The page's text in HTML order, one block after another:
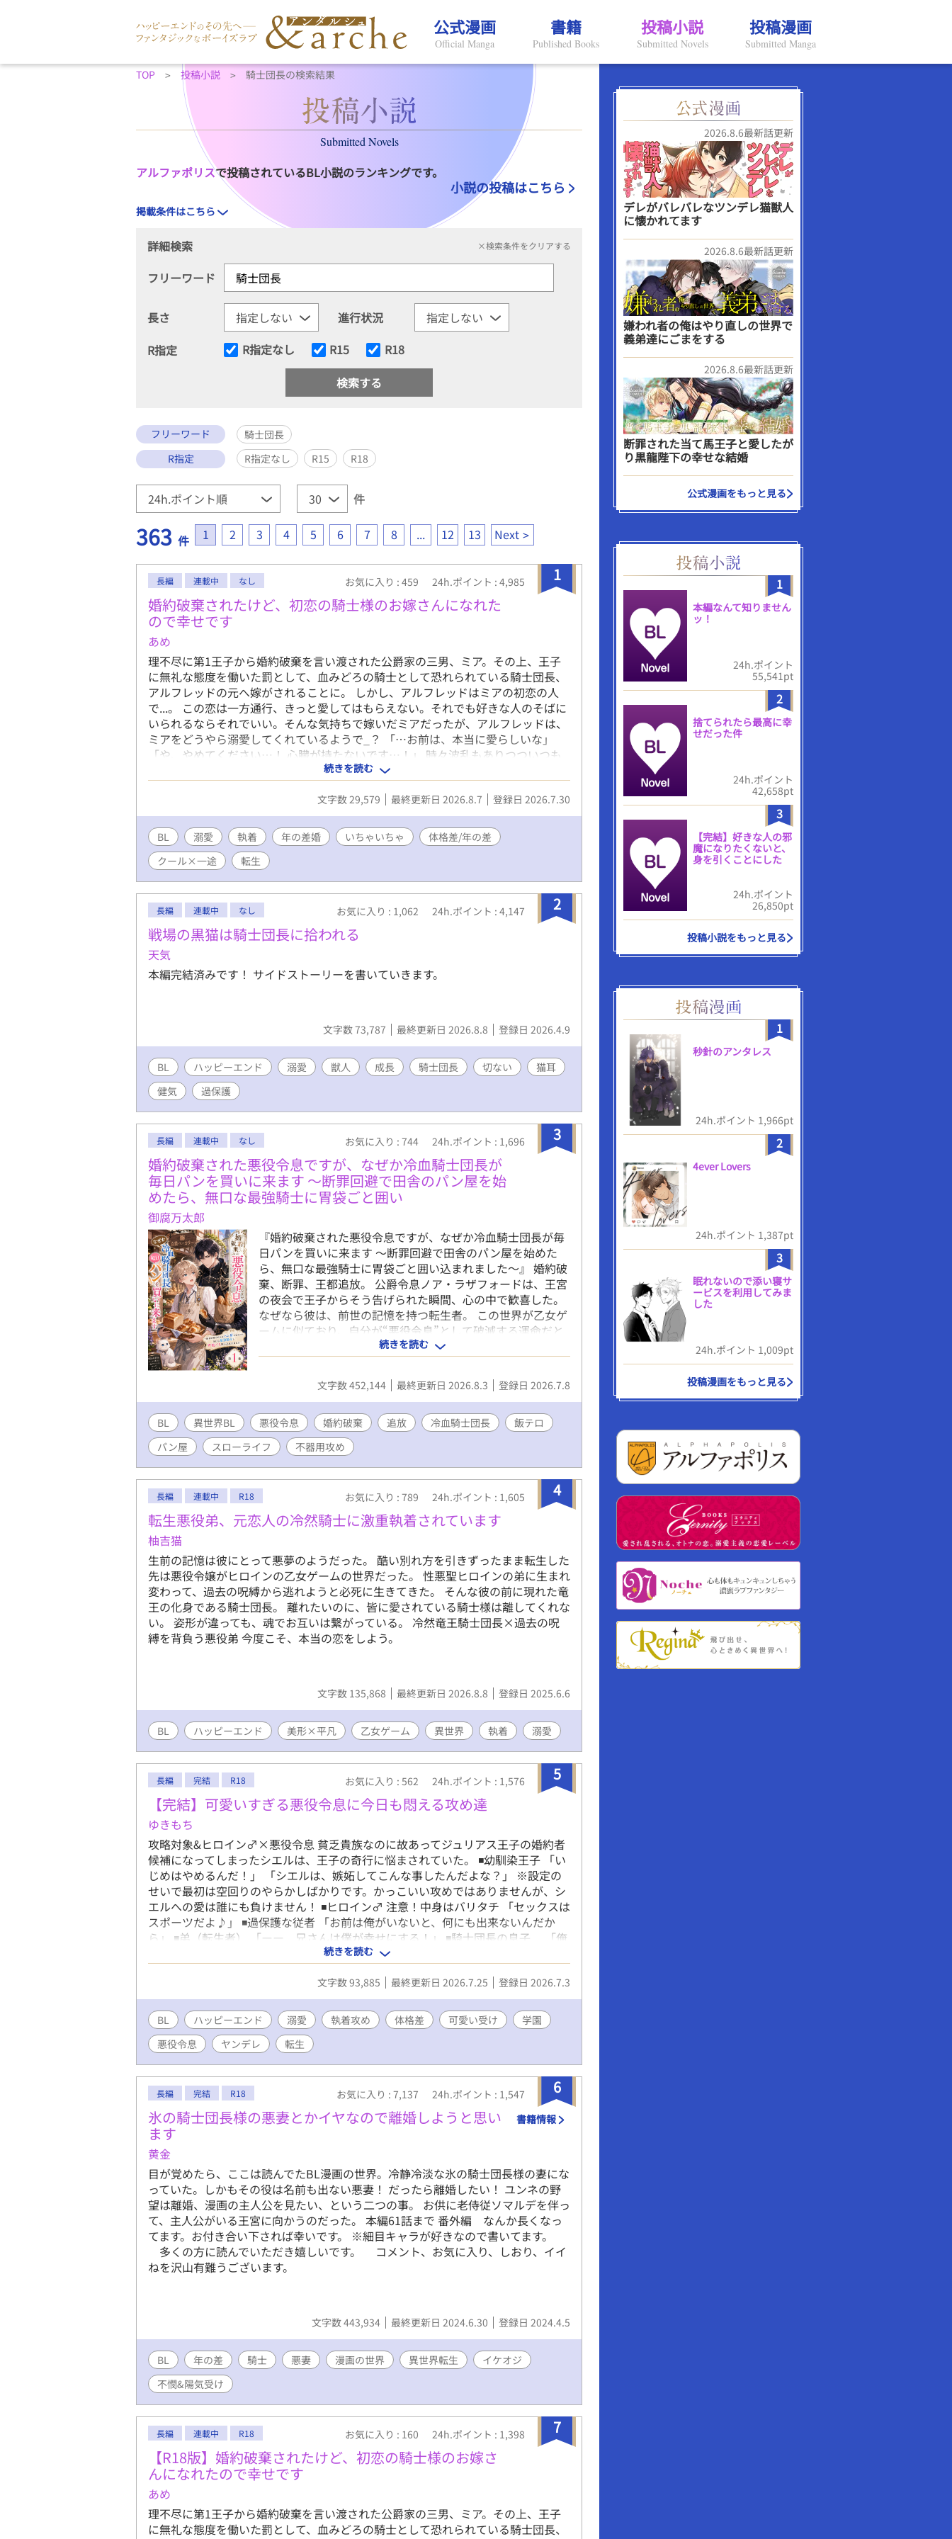
公式漫画
Official Manga
書籍
Published Books
投稿小説
Submitted Novels
投稿漫画
Submitted Manga
TOP 投稿小説 騎士団長の検索結果
Submitted Novels
アルファポリスで投稿されているBL小説のランキングです。
小説の投稿はこちら
掲載条件はこちら
詳細検索 ×検索条件をクリアする
フリーワード
長さ
進行状況
R指定
R指定なし R15 R18
フリーワード
騎士団長
R指定
R指定なし R15 R18
件
363 件 1 2 3 4 5 6 7 8 ... 12 13 Next
1
長編 連載中 なし お気に入り : 459 24h.ポイント : 4,985
婚約破棄されたけど、初恋の騎士様のお嫁さんになれた
ので幸せです
あめ
理不尽に第1王子から婚約破棄を言い渡された公爵家の三男、ミア。その上、王子
に無礼な態度を働いた罰として、血みどろの騎士として恐れられている騎士団長、
アルフレッドの元へ嫁がされることに。 しかし、アルフレッドはミアの初恋の人
で...。 この恋は一方通行、きっと愛してはもらえない。それでも好きな人のそばに
いられるならそれでいい。そんな気持ちで嫁いだミアだったが、アルフレッドは、
ミアをどうやら溺愛してくれているようで_？ 「…お前は、本当に愛らしいな」
「や、やめてください…！ 心臓が持たないです…！」 時々波乱もありつついつも
ラブラブおしどり夫婦(夫夫)の日常。 ────── ※ムーンライトノベルズ様でも
連載しております。
続きを読む
文字数 29,579 最終更新日 2026.8.7 登録日 2026.7.30
BL 溺愛 執着 年の差婚 いちゃいちゃ
体格差/年の差
クール×一途
転生
2
長編 連載中 なし お気に入り : 1,062 24h.ポイント : 4,147
戦場の黒猫は騎士団長に拾われる
天気
本編完結済みです！ サイドストーリーを書いていきます。
文字数 73,787 最終更新日 2026.8.8 登録日 2026.4.9
BL ハッピーエンド 溺愛 獣人 成長 騎士団長 切ない
猫耳
健気
過保護
3
長編 連載中 なし お気に入り : 744 24h.ポイント : 1,696
婚約破棄された悪役令息ですが、なぜか冷血騎士団長が
毎日パンを買いに来ます 〜断罪回避で田舎のパン屋を始
めたら、無口な最強騎士に胃袋ごと囲い
御腐万太郎
『婚約破棄された悪役令息ですが、なぜか冷血騎士団長が毎
日パンを買いに来ます 〜断罪回避で田舎のパン屋を始めた
ら、無口な最強騎士に胃袋ごと囲い込まれました〜』 婚約破
棄、断罪、王都追放。 公爵令息ノア・ラザフォードは、王宮
の夜会で王子からそう告げられた瞬間、心の中で歓喜した。
なぜなら彼は、前世の記憶を持つ転生者。 この世界が乙女ゲ
ームに似ており、自分が“悪役令息”として破滅する運命だと
知っていたからだ。 けれど、王子への未練など一切ない。 面
倒な貴族社会から逃げられるなら、追放なんてむしろ大歓
迎。 「よし、田舎でパン屋をやろう」 そうしてノアは辺境
の町で、小さなパン屋《白猫ベーカリー》を開く。 焼きたて
うやく手に入れた平穏なスローライフ。 ……のはずだった。
開店初日、店に現れたのは、王国最強と恐れられる冷血騎士
団長アゼル・グレイヴ。 無口。 無表情。 目つきが怖い。 な
のに彼は、毎朝誰より早く店に来て、ノアのパンを大量に買
っていく。 「今日も来たんですか？」 「来た」 「昨日も一
昨日も来ましたよね」 「明日も来る」 ノアは思った。 この
人、よほどパンが好きなんだな、と。 しかしアゼルが見てい
るのは、パンだけではなかった。 ノアが疲れていれば黙って
者の王子が現れれば静かに剣の柄へ手を置く。 「この店に手
を出すな。ノアにもだ」 パン目当てだと思い込む悪役令息
と、店主ごと囲い込みたい冷血騎士団長。 婚約破棄から始ま
る、飯テロ異世界BLラブコメ。
続きを読む
文字数 452,144 最終更新日 2026.8.3 登録日 2026.7.8
BL 異世界BL 悪役令息 婚約破棄 追放 冷血騎士団長
飯テロ
パン屋
スローライフ 不器用攻め
4
長編 連載中 R18 お気に入り : 789 24h.ポイント : 1,605
転生悪役弟、元恋人の冷然騎士に激重執着されています
柚吉猫
生前の記憶は彼にとって悪夢のようだった。 酷い別れ方を引きずったまま転生した
先は悪役令嬢がヒロインの乙女ゲームの世界だった。 性悪聖ヒロインの弟に生まれ
変わって、過去の呪縛から逃れようと必死に生きてきた。 そんな彼の前に現れた竜
王の化身である騎士団長。 離れたいのに、皆に愛されている騎士様は離してくれな
い。 姿形が違っても、魂でお互いは繋がっている。 冷然竜王騎士団長×過去の呪
縛を背負う悪役弟 今度こそ、本当の恋をしよう。
文字数 135,868 最終更新日 2026.8.8 登録日 2025.6.6
BL ハッピーエンド 美形×平凡 乙女ゲーム 異世界 執着 溺愛
5
長編 完結 R18 お気に入り : 562 24h.ポイント : 1,576
【完結】可愛いすぎる悪役令息に今日も悶える攻め達
ゆきもち
攻略対象&ヒロイン♂×悪役令息 貧乏貴族なのに故あってジュリアス王子の婚約者
候補になってしまったシエルは、王子の奇行に悩まされていた。 ◾️幼馴染王子 「い
じめはやめるんだ！」 「シエルは、嫉妬してこんな事したんだよな？」 ※設定の
せいで最初は空回りのやらかしばかりです。かっこいい攻めではありませんが、シ
エルへの愛は誰にも負けません！ ◾️ヒロイン♂ 注意！中身はバリタチ 「セックスは
スポーツだよ♪」 ◾️過保護な従者 「お前は俺がいないと、何にも出来ないんだか
ら」 ◾️弟（転生者） 「ーー 兄さんは僕が幸せにする！」 ◾️騎士団長の息子 「俺
は貴方の守護騎士です」 果たしてシエルは幸せになる事が出来るのか……？ ★最
終的には、やらかし王子とハッピーエンド予定です。 注意！ がっつり本番はあり
ませんが、随所に、匂わせ、エロが絡むシーン、攻めが変態になるシーンがありま
す。 ちょこちょこ出てくるので、話のタイトルに※はつけてません。 いつでも何で
もウェルカムな方、どうぞ宜しくお願いします。 後で気づいてサイレント修正する
場合があります。
続きを読む
文字数 93,885 最終更新日 2026.7.25 登録日 2026.7.3
BL ハッピーエンド 溺愛 執着攻め 体格差 可愛い受け
学園
悪役令息
ヤンデレ 転生
6
長編 完結 R18 お気に入り : 7,137 24h.ポイント : 1,547
氷の騎士団長様の悪妻とかイヤなので離婚しようと思い
ます
黄金
書籍情報
目が覚めたら、ここは読んでたBL漫画の世界。冷静冷淡な氷の騎士団長様の妻にな
っていた。しかもその役は名前も出ない悪妻！ だったら離婚したい！ ユンネの野
望は離婚、漫画の主人公を見たい、という二つの事。 お供に老侍従ソマルデを伴っ
て、主人公がいる王宮に向かうのだった。 本編61話まで 番外編 なんか長くなっ
てます。お付き合い下されば幸いです。 ※細目キャラが好きなので書いてます。
多くの方に読んでいただき嬉しいです。 コメント、お気に入り、しおり、イイ
ねを沢山有難うございます。
文字数 443,934 最終更新日 2024.6.30 登録日 2024.4.5
BL 年の差 騎士 悪妻 漫画の世界 異世界転生
イケオジ
不憫&陽気受け
7
長編 連載中 R18 お気に入り : 160 24h.ポイント : 1,398
【R18版】婚約破棄されたけど、初恋の騎士様のお嫁さ
んになれたので幸せです
あめ
理不尽に第1王子から婚約破棄を言い渡された公爵家の三男、ミア。その上、王子
に無礼な態度を働いた罰として、血みどろの騎士として恐れられている騎士団長、
2026.8.6最新話更新
デレがバレバレなツンデレ猫獣人
に懐かれてます
2026.8.6最新話更新
嫌われ者の俺はやり直しの世界で
義弟達にごまをする
2026.8.6最新話更新
断罪された当て馬王子と愛したが
り黒龍陛下の幸せな結婚
公式漫画をもっと見る
1
本編なんて知りません
ッ！
24h.ポイント
55,541pt
2
捨てられたら最高に幸
せだった件
24h.ポイント
42,658pt
3
【完結】好きな人の邪
魔になりたくないと、
身を引くことにした
24h.ポイント
26,850pt
投稿小説をもっと見る
1
秒針のアンタレス
24h.ポイント 1,966pt
2
4ever Lovers
24h.ポイント 1,387pt
3
眠れないので添い寝サ
ービスを利用してみま
した
24h.ポイント 1,009pt
投稿漫画をもっと見る